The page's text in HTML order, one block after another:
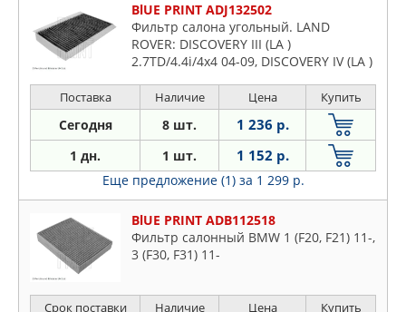
BlUE PRINT ADJ132502
Фильтр салона угольный. LAND
ROVER: DISCOVERY III (LA )
2.7TD/4.4i/4x4 04-09, DISCOVERY IV (LA )
) 2.7-4.4i/D/4x4 05-13
Поставка Наличие Цена Купить
Сегодня 8 шт. 1 236 р.
1 дн. 1 шт. 1 152 р.
Еще предложение (1) за 1 299 р.
BlUE PRINT ADB112518
Фильтр салонный BMW 1 (F20, F21) 11-,
3 (F30, F31) 11-
Срок поставки Наличие Цена Купить